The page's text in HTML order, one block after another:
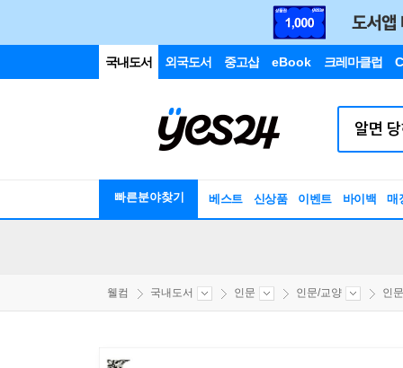
국내도서 외국도서 중고샵 eBook 크레마클럽
빠른분야찾기 베스트 신상품 이벤트 바이백 매
웰컴 국내도서 인문 인문/교양 인